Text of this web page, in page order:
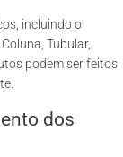
incluindo o
Tubular,
podem ser feitos
dos